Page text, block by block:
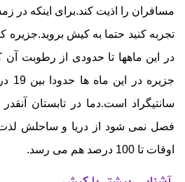
مسافران را اذیت کند.برای اینکه در
تجربه کنید حتما به کیش بروید.جزیره
در این ماهها تا حدودی از رطوبت
سانتیگراد است.دما در تابستان
فصل نمی شود از دریا و ساحلش
اوقات تا 100 درصد هم می رسد.